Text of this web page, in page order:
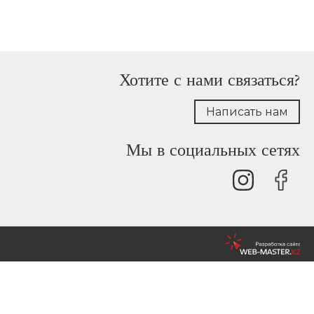
Хотите с нами связаться?
Написать нам
Мы в социальных сетях